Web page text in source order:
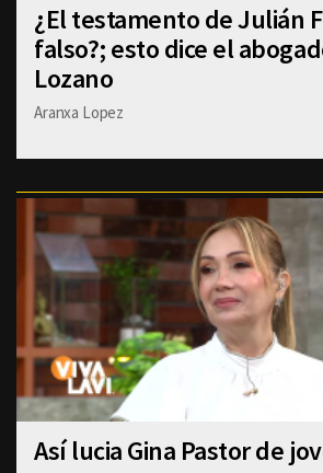
¿El testamento de Julián
falso?; esto dice el
Lozano
Aranxa Lopez
Así lucia Gina Pastor de